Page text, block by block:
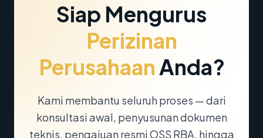
Siap Mengurus
Perizinan
PerusahaanAnda?
Kami membantu seluruh proses — dari
konsultasi awal, penyusunan dokumen
teknis, pengajuan resmi OSS RBA, hingga